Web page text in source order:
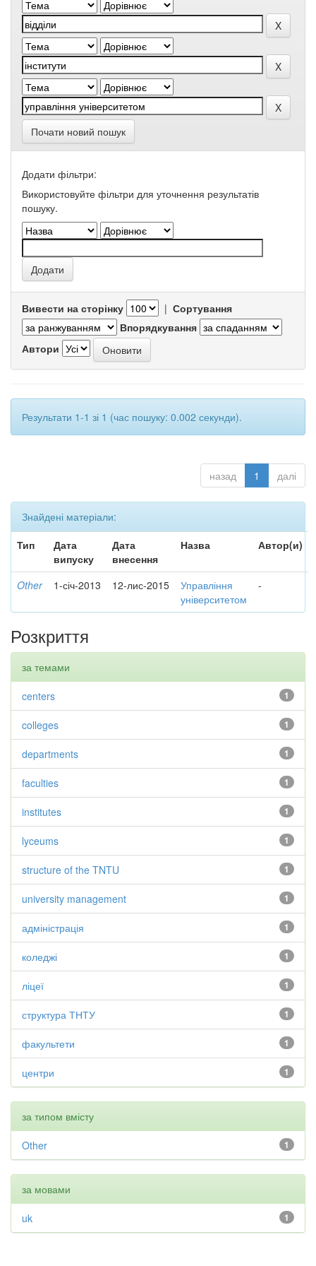
Почати новий пошук
Додати фільтри:
Використовуйте фільтри для уточнення результатів
пошуку.
Вивести на сторінку | Сортування
Впорядкування
Автори
Результати 1-1 зі 1 (час пошуку: 0.002 секунди).
назад 1 далі
Знайдені матеріали:
Тип
Дата
випуску
Дата
внесення
Назва Автор(и)
Other 1-січ-2013 12-лис-2015
Управління
університетом
-
Розкриття
за темами
1
centers
1
colleges
1
departments
1
faculties
1
institutes
1
lyceums
1
structure of the TNTU
1
university management
1
адміністрація
1
коледжі
1
ліцеї
1
структура ТНТУ
1
факультети
1
центри
за типом вмісту
1
Other
за мовами
1
uk